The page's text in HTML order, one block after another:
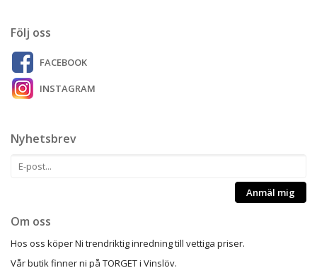
Följ oss
FACEBOOK
INSTAGRAM
Nyhetsbrev
Anmäl mig
Om oss
Hos oss köper Ni trendriktig inredning till vettiga priser.
Vår butik finner ni på TORGET i Vinslöv.